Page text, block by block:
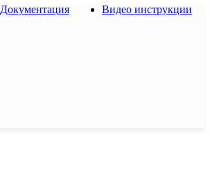
Документация Видео инструкции